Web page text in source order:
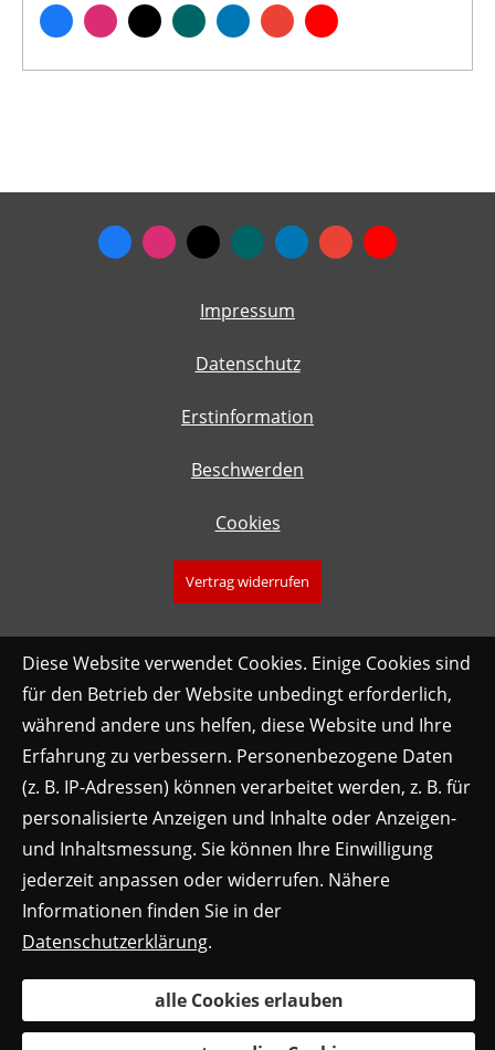
Impressum
Datenschutz
Erstinformation
Beschwerden
Cookies
Vertrag widerrufen
Diese Website verwendet Cookies. Einige Cookies sind
für den Betrieb der Website unbedingt erforderlich,
während andere uns helfen, diese Website und Ihre
Erfahrung zu verbessern. Personenbezogene Daten
(z. B. IP-Adressen) können verarbeitet werden, z. B. für
personalisierte Anzeigen und Inhalte oder Anzeigen-
und Inhaltsmessung. Sie können Ihre Einwilligung
jederzeit anpassen oder widerrufen. Nähere
Informationen finden Sie in der
Datenschutzerklärung.
alle Cookies erlauben